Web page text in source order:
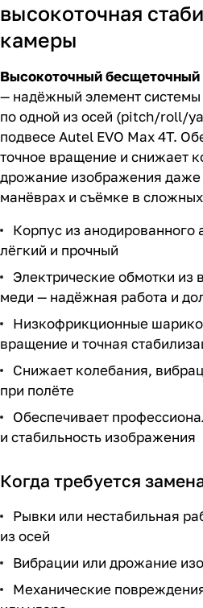
высокоточная
камеры
Высокоточный бесщеточный
— надёжный элемент
по одной из осей (pitch/roll/
подвесе Autel EVO Max 4T.
точное вращение и снижает
дрожание изображения даже
манёврах и съёмке в
Корпус из
лёгкий и прочный
Электрические обмотки из
меди — надёжная работа и
Низкофрикционные
вращение и точная
Снижает колебания,
при полёте
Обеспечивает
и стабильность изображения
Когда требуется
Рывки или нестабильная
из осей
Вибрации или дрожание
Механические